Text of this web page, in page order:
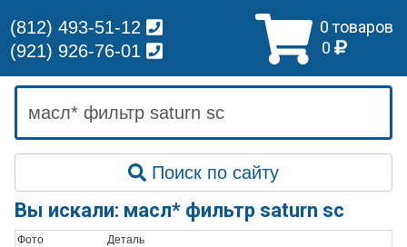
0 товаров
0
(812) 493-51-12
(921) 926-76-01
Поиск по сайту
Вы искали: масл* фильтр saturn sc
Фото Деталь